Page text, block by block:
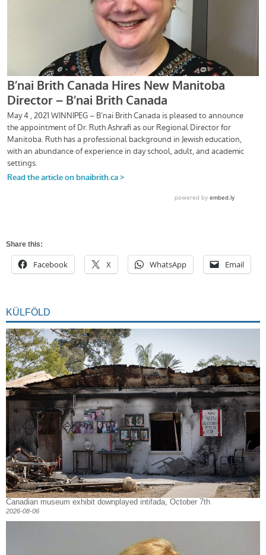
Share this:
Facebook X WhatsApp Email
KÜLFÖLD
Canadian museum exhibit downplayed intifada, October 7th
2026-08-06